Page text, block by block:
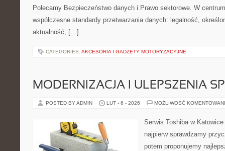
Polecamy Bezpieczeństwo danych i Prawo sektorowe. W
współczesne standardy przetwarzania danych: legalność,
aktualność, […]
CATEGORIES: AKCESORIA I GADŻETY MOTORYZACYJNE
MODERNIZACJA I ULEPSZENIA
POSTED BY ADMIN LUT - 6 - 2026 MOŻLIWOŚĆ
Serwis Toshiba w
najpierw sprawdzamy
potem proponujemy